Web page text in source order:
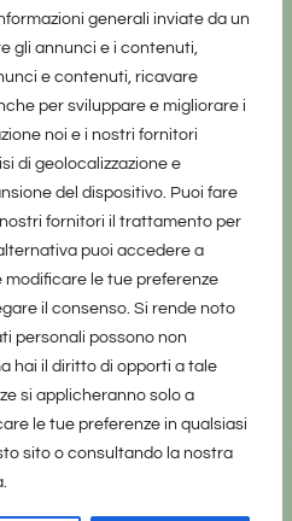
generali inviate da un
gli annunci e i contenuti,
e contenuti, ricavare
per sviluppare e migliorare i
noi e i nostri fornitori
di geolocalizzazione e
del dispositivo. Puoi fare
fornitori il trattamento per
puoi accedere a
le tue preferenze
il consenso. Si rende noto
personali possono non
hai il diritto di opporti a tale
si applicheranno solo a
le tue preferenze in qualsiasi
sito o consultando la nostra
©2025 tutti i diritti riservati -